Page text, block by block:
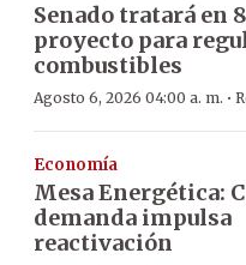
Senado tratará en
proyecto para
combustibles
Agosto 6, 2026 04:00 a. m. ·
Economía
Mesa Energética:
demanda impulsa
reactivación